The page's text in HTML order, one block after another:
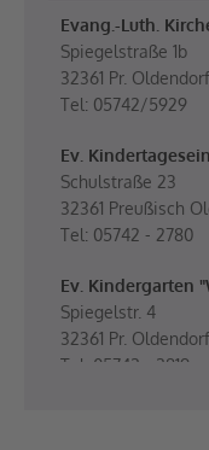
Evang.-Luth.
Spiegelstraße 1b
32361 Pr. Oldendorf
Tel: 05742/5929
Ev.
Schulstraße 23
32361 Preußisch
Tel: 05742 - 2780
Ev. Kindergarten
Spiegelstr. 4
32361 Pr. Oldendorf
Tel: 05742 - 2819